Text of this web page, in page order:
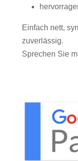
Einfach nett,
zuverlässig.
Sprechen Sie